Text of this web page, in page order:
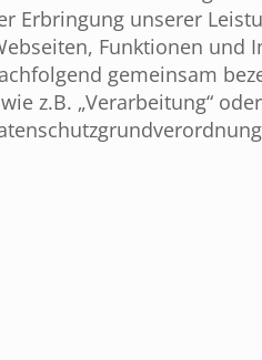
Erbringung unserer
Funktionen und
gemeinsam
z.B. „Verarbeitung“ oder